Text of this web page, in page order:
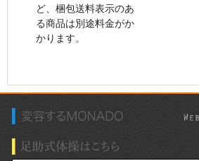
ど、梱包送料表示のあ
る商品は別途料金がか
かります。